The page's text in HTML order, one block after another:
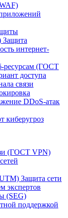
Защита
интернет-
ресурсам (ГОСТ
доступа
связи
DDoS‑атак
киберугроз
(ГОСТ VPN)
Защита сети
экспертов
(SEG)
поддержкой